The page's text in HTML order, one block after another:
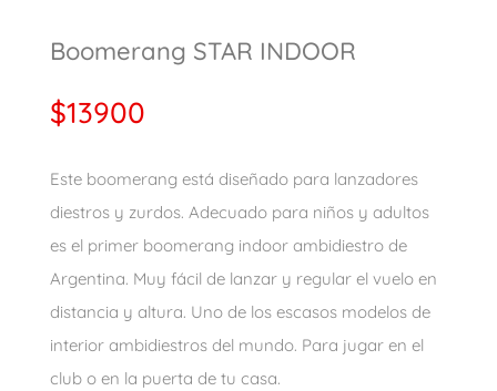
Boomerang STAR INDOOR
$13900
Este boomerang está diseñado para lanzadores
diestros y zurdos. Adecuado para niños y adultos
es el primer boomerang indoor ambidiestro de
Argentina. Muy fácil de lanzar y regular el vuelo en
distancia y altura. Uno de los escasos modelos de
interior ambidiestros del mundo. Para jugar en el
club o en la puerta de tu casa.